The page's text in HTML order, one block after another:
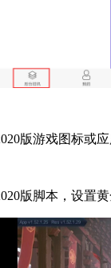
版游戏图标或
版脚本，设置